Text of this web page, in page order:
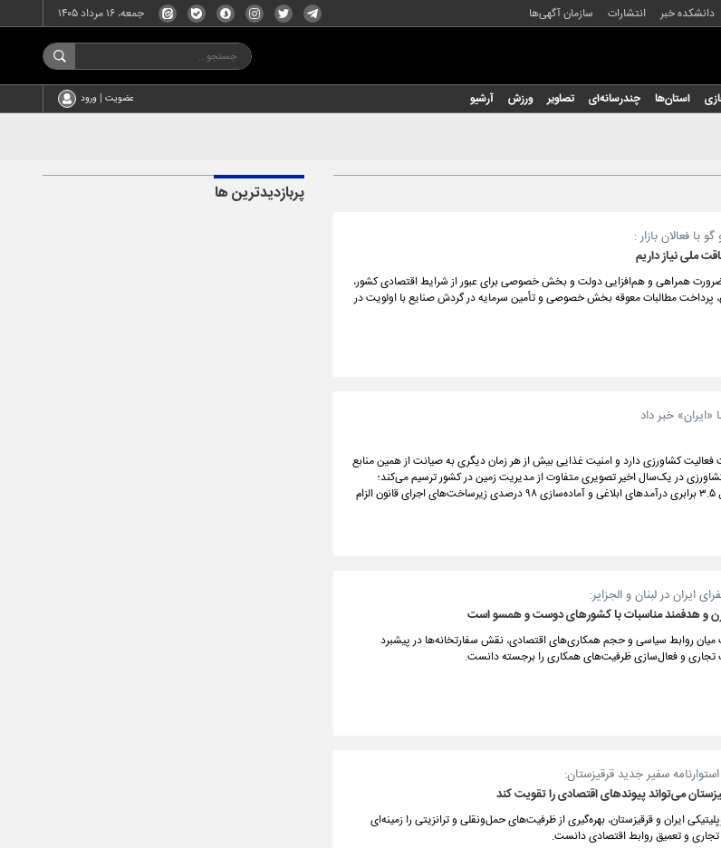
دانشکده خبر انتشارات سازمان آگهی‌ها جمعه، ۱۶ مرداد ۱۴۰۵
استان‌ها چندرسانه‌ای تصاویر ورزش آرشیو عضویت | ورود
فعالان بازار :
ملی نیاز داریم
ضرورت همراهی و هم‌افزایی دولت و بخش خصوصی برای عبور از شرایط اقتصادی کشور،
پرداخت مطالبات معوقه بخش خصوصی و تأمین سرمایه در گردش صنایع با اولویت در
خبر داد
وسعت کشور قابلیت فعالیت کشاورزی دارد و امنیت غذایی بیش از هر زمان دیگری به صیانت از همین منابع
در یک‌سال اخیر تصویری متفاوت از مدیریت زمین در کشور ترسیم می‌کند؛
تصویری که از بازگشت ۲۳۴۹ هکتار زمین به چرخه تولید تا تحقق ۳.۵ برابری درآمدهای ابلاغی و آماده‌سازی ۹۸ درصدی زیرساخت‌های اجرای قانون الزام
ایران در لبنان و الجزایر:
و هدفمند مناسبات با کشورهای دوست و همسو است
میان روابط سیاسی و حجم همکاری‌های اقتصادی، نقش سفارتخانه‌ها در پیشبرد
تجاری و فعال‌سازی ظرفیت‌های همکاری را برجسته دانست.
سفیر جدید قرقیزستان:
می‌تواند پیوندهای اقتصادی را تقویت کند
ایران و قرقیزستان، بهره‌گیری از ظرفیت‌های حمل‌ونقلی و ترانزیتی را زمینه‌ای
و تعمیق روابط اقتصادی دانست.
پربازدیدترین ها